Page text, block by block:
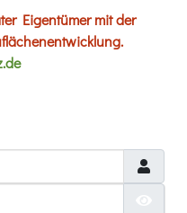
Eigentümer mit der